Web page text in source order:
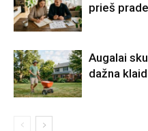
prieš
Augalai
dažna